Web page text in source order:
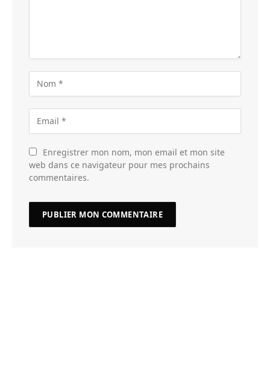
Enregistrer mon nom, mon email et mon site
web dans ce navigateur pour mes prochains
commentaires.